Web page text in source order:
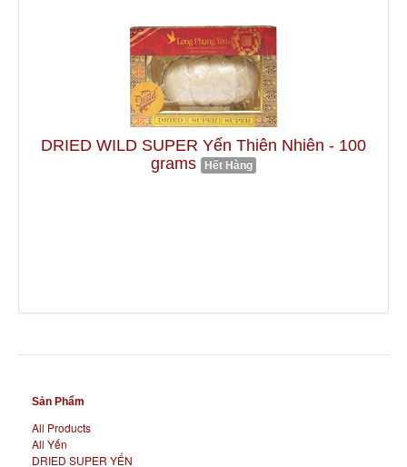
DRIED WILD SUPER Yến Thiên Nhiên - 100
grams
Hết Hàng
Sản Phẩm
All Products
All Yến
DRIED SUPER YẾN